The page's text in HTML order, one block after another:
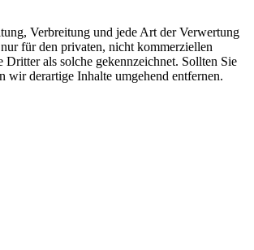
Verbreitung und jede Art der Verwertung
für den privaten, nicht kommerziellen
als solche gekennzeichnet. Sollten Sie
wir derartige Inhalte umgehend entfernen.